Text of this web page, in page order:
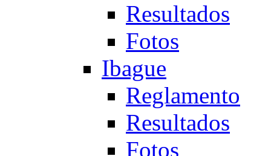
Resultados
Fotos
Ibague
Reglamento
Resultados
Fotos